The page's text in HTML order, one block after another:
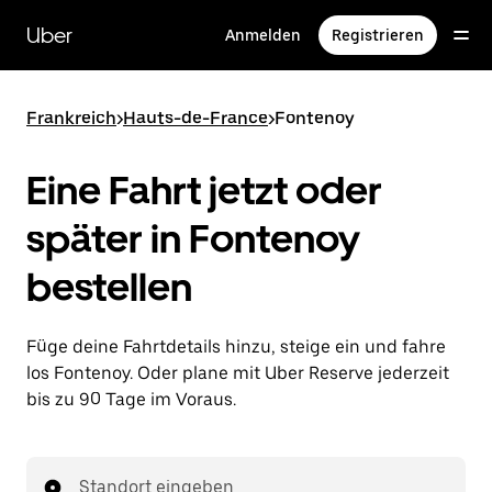
zum
Hauptinhalt
Uber Anmelden Registrieren
Frankreich>Hauts-de-France>Fontenoy
Eine Fahrt jetzt oder
später in Fontenoy
bestellen
Füge deine Fahrtdetails hinzu, steige ein und fahre
los Fontenoy. Oder plane mit Uber Reserve jederzeit
bis zu 90 Tage im Voraus.
Standort eingeben